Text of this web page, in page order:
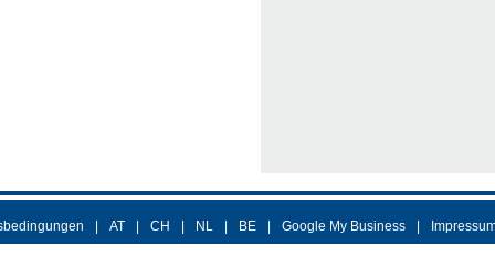
AT CH NL BE Google My Business